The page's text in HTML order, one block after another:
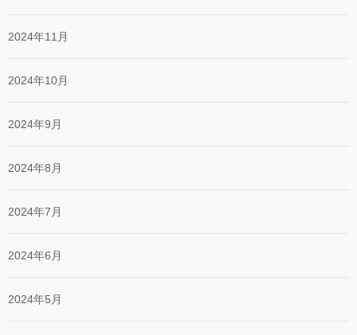
2024年11月
2024年10月
2024年9月
2024年8月
2024年7月
2024年6月
2024年5月